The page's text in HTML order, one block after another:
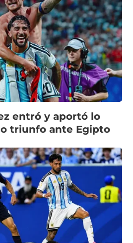
entró y aportó lo
triunfo ante Egipto